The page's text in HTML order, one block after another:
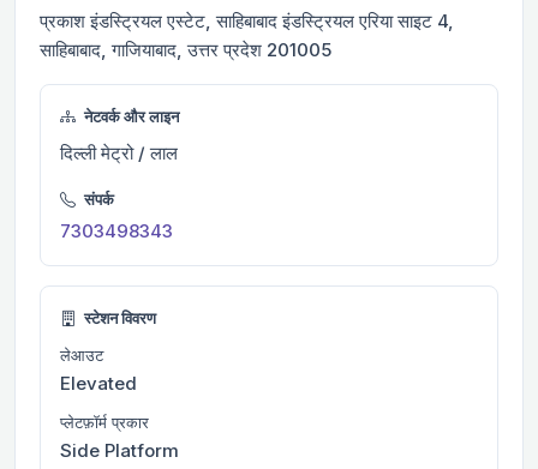
प्रकाश इंडस्ट्रियल एस्टेट, साहिबाबाद इंडस्ट्रियल एरिया साइट 4,
साहिबाबाद, गाजियाबाद, उत्तर प्रदेश 201005
नेटवर्क और लाइन
दिल्ली मेट्रो / लाल
संपर्क
7303498343
स्टेशन विवरण
लेआउट
Elevated
प्लेटफ़ॉर्म प्रकार
Side Platform